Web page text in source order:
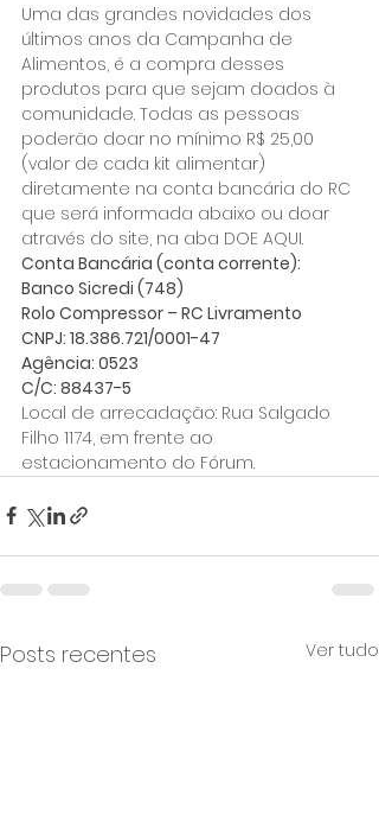
Uma das grandes novidades dos
últimos anos da Campanha de
Alimentos, é a compra desses
produtos para que sejam doados à
comunidade. Todas as pessoas
poderão doar no mínimo R$ 25,00
(valor de cada kit alimentar)
diretamente na conta bancária do RC
que será informada abaixo ou doar
através do site, na aba DOE AQUI.
Conta Bancária (conta corrente):
Banco Sicredi (748)
Rolo Compressor – RC Livramento
CNPJ: 18.386.721/0001-47
Agência: 0523
C/C: 88437-5
Local de arrecadação: Rua Salgado
Filho 1174, em frente ao
estacionamento do Fórum.
Posts recentes Ver tudo